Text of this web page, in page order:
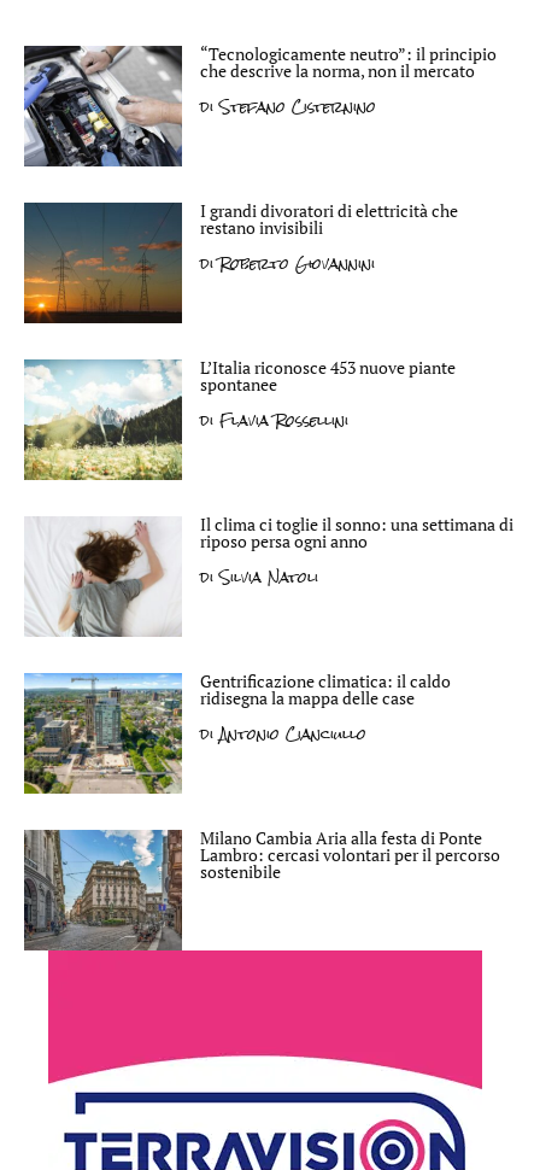
“Tecnologicamente neutro”: il principio
che descrive la norma, non il mercato
diStefano Cisternino
I grandi divoratori di elettricità che
restano invisibili
diRoberto Giovannini
L’Italia riconosce 453 nuove piante
spontanee
di Flavia Rossellini
Il clima ci toglie il sonno: una settimana di
riposo persa ogni anno
diSilvia Natoli
Gentrificazione climatica: il caldo
ridisegna la mappa delle case
diAntonio Cianciullo
Milano Cambia Aria alla festa di Ponte
Lambro: cercasi volontari per il percorso
sostenibile